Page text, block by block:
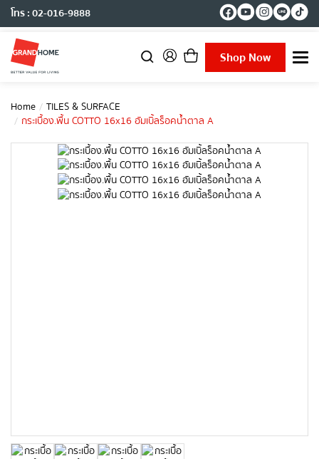
โทร : 02-016-9888
Shop Now
T
n
Home
TILES & SURFACE
กระเบื้อง.พื้น COTTO 16x16 ฮัมเบิ้ลร็อคน้ำตาล A